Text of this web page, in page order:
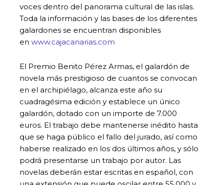
voces dentro del panorama cultural de las islas.
Toda la información y las bases de los diferentes
galardones se encuentran disponibles
en www.cajacanarias.com
El Premio Benito Pérez Armas, el galardón de
novela más prestigioso de cuantos se convocan
en el archipiélago, alcanza este año su
cuadragésima edición y establece un único
galardón, dotado con un importe de 7.000
euros. El trabajo debe mantenerse inédito hasta
que se haga público el fallo del jurado, así como
haberse realizado en los dos últimos años, y sólo
podrá presentarse un trabajo por autor. Las
novelas deberán estar escritas en español, con